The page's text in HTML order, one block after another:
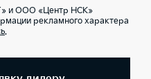
и ООО «Центр НСК»
рекламного характера
.